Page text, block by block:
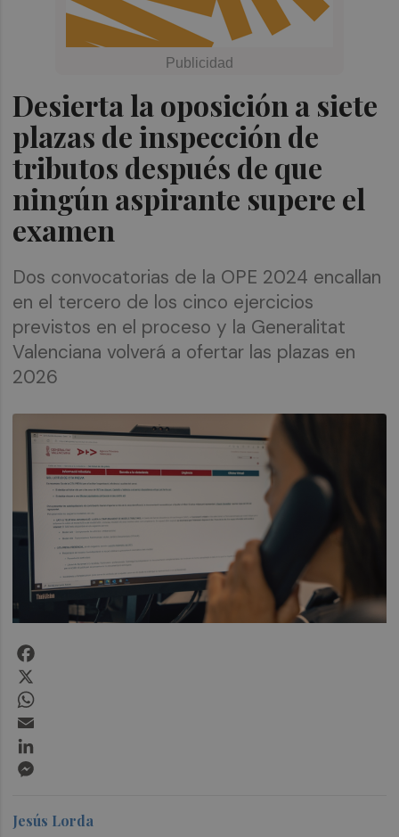
Desierta la oposición a siete
plazas de inspección de
tributos después de que
ningún aspirante supere el
examen
Dos convocatorias de la OPE 2024 encallan
en el tercero de los cinco ejercicios
previstos en el proceso y la Generalitat
Valenciana volverá a ofertar las plazas en
2026
Jesús Lorda